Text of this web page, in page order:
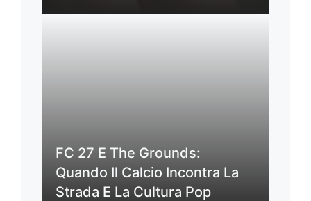
FC 27 E The Grounds:
Quando Il Calcio Incontra La
Strada E La Cultura Pop